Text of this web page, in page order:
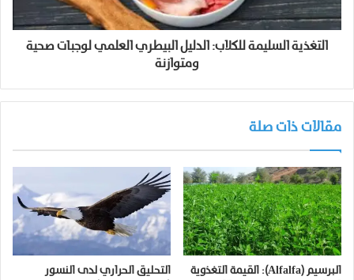
التغذية السليمة للكلاب: الدليل البيطري العلمي لوجبات صحية
ومتوازنة
مقالات ذات صلة
البرسيم (Alfalfa): القيمة التغذوية
التحليق الحراري لدى النسور